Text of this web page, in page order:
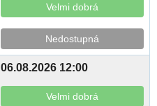
Velmi dobrá
Nedostupná
06.08.2026 12:00
Velmi dobrá